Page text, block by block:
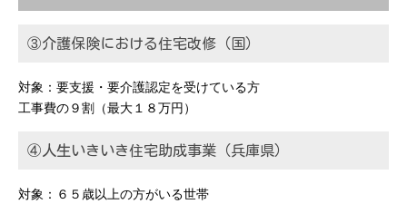
③介護保険における住宅改修（国）
対象：要支援・要介護認定を受けている方
工事費の９割（最大１８万円）
④人生いきいき住宅助成事業（兵庫県）
対象：６５歳以上の方がいる世帯